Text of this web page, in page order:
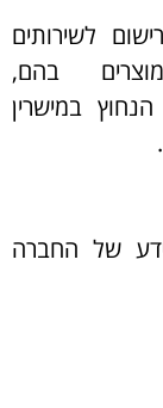
לשירותים
בהם,
במישרין
של החברה